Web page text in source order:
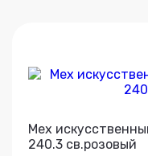
Мех
240.3 св.розовый